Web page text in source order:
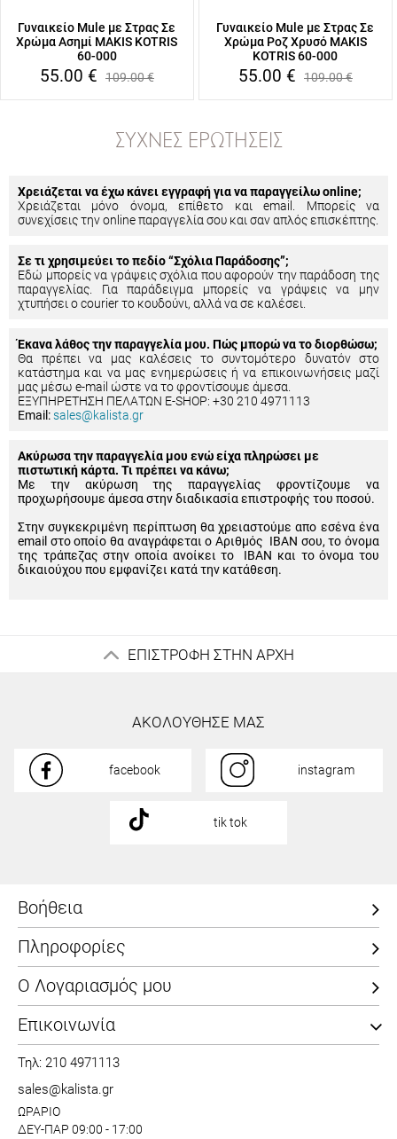
Γυναικείο Mule με Στρας Σε
Χρώμα Ασημί MAKIS KOTRIS
60-000
55.00 € 109.00€
Γυναικείο Mule με Στρας Σε
Χρώμα Ροζ Χρυσό MAKIS
KOTRIS 60-000
55.00 € 109.00€
ΣΥΧΝΈΣ ΕΡΩΤΉΣΕΙΣ
Χρειάζεται να έχω κάνει εγγραφή για να παραγγείλω online;
Χρειάζεται μόνο όνομα, επίθετο και email. Μπορείς να
συνεχίσεις την online παραγγελία σου και σαν απλός επισκέπτης.
Σε τι χρησιμεύει το πεδίο “Σχόλια Παράδοσης”;
Εδώ μπορείς να γράψεις σχόλια που αφορούν την παράδοση της
παραγγελίας. Για παράδειγμα μπορείς να γράψεις να μην
χτυπήσει ο courier το κουδούνι, αλλά να σε καλέσει.
Έκανα λάθος την παραγγελία μου. Πώς μπορώ να το διορθώσω;
Θα πρέπει να μας καλέσεις το συντομότερο δυνατόν στο
κατάστημα και να μας ενημερώσεις ή να επικοινωνήσεις μαζί
μας μέσω e-mail ώστε να το φροντίσουμε άμεσα.
ΕΞΥΠΗΡΕΤΗΣΗ ΠΕΛΑΤΩΝ E-SHOP: +30 210 4971113
Email:sales@kalista.gr
Ακύρωσα την παραγγελία μου ενώ είχα πληρώσει με
πιστωτική κάρτα. Τι πρέπει να κάνω;
Με την ακύρωση της παραγγελίας φροντίζουμε να
προχωρήσουμε άμεσα στην διαδικασία επιστροφής του ποσού.
Στην συγκεκριμένη περίπτωση θα χρειαστούμε απο εσένα ένα
email στο οποίο θα αναγράφεται ο Αριθμός IBAN σου, το όνομα
της τράπεζας στην οποία ανοίκει το IBAN και το όνομα του
δικαιούχου που εμφανίζει κατά την κατάθεση.
ΕΠΙΣΤΡΟΦΗ ΣΤΗΝ ΑΡΧΗ
ΑΚΟΛΟΥΘΗΣΕ ΜΑΣ
facebook instagram
tik tok
Βοήθεια
Πληροφορίες
Ο Λογαριασμός μου
Επικοινωνία
Τηλ: 210 4971113
sales@kalista.gr
ΩΡΑΡΙΟ
ΔΕΥ-ΠΑΡ 09:00 - 17:00